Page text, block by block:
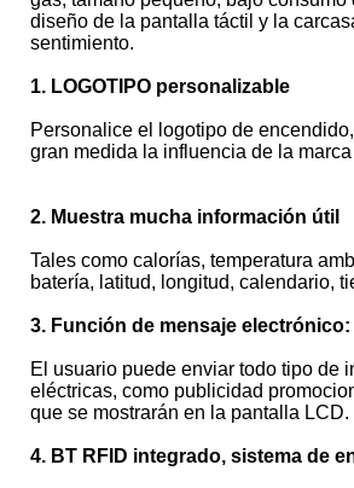
diseño de la pantalla táctil y la
sentimiento.
1. LOGOTIPO personalizable
Personalice el logotipo de
gran medida la influencia de la
2. Muestra mucha información útil
Tales como calorías, temperatura
batería, latitud, longitud, calendario,
3. Función de mensaje electrónico:
El usuario puede enviar todo tipo de
eléctricas, como publicidad
que se mostrarán en la pantalla LCD.
4. BT RFID integrado, sistema de